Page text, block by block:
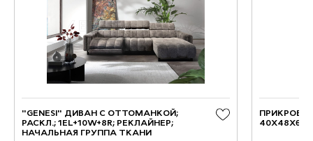
"GENESI" ДИВАН С ОТТОМАНКОЙ;
РАСКЛ.; 1EL+10W+8R; РЕКЛАЙНЕР;
НАЧАЛЬНАЯ ГРУППА ТКАНИ
40Х48Х64